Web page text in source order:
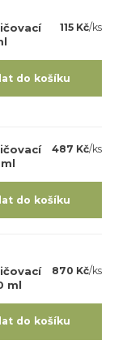
115 Kč/ks
do košíku
487 Kč/ks
do košíku
ml
870 Kč/ks
do košíku